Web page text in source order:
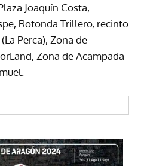
Joaquín Costa,
Rotonda Trillero, recinto
Perca), Zona de
Zona de Acampada